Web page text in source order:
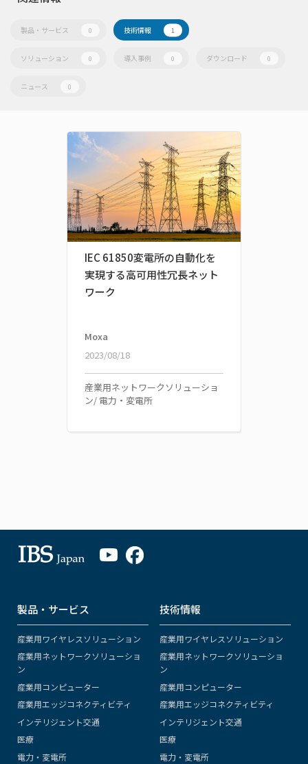
製品・サービス 0 技術情報 1
ソリューション 0 導入事例 0 ダウンロード 0
ニュース 0
IEC 61850変電所の自動化を
実現する高可用性冗長ネット
ワーク
Moxa
2023/08/18
産業用ネットワークソリューショ
ン/ 電力・変電所
製品・サービス
産業用ワイヤレスソリューション
産業用ネットワークソリューショ
ン
産業用コンピューター
産業用エッジコネクティビティ
インテリジェント交通
医療
電力・変電所
技術情報
産業用ワイヤレスソリューション
産業用ネットワークソリューショ
ン
産業用コンピューター
産業用エッジコネクティビティ
インテリジェント交通
医療
電力・変電所